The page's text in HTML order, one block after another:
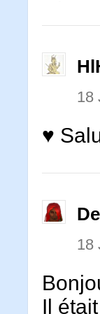
18
♥
18
Il